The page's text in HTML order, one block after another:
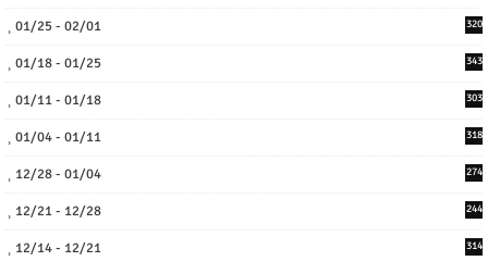
01/25 - 02/01 320
01/18 - 01/25 343
01/11 - 01/18 303
01/04 - 01/11 318
12/28 - 01/04 274
12/21 - 12/28 244
12/14 - 12/21 314